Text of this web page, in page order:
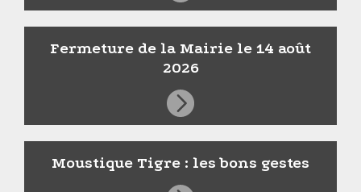
Fermeture de la Mairie le 14 août
2026
Moustique Tigre : les bons gestes